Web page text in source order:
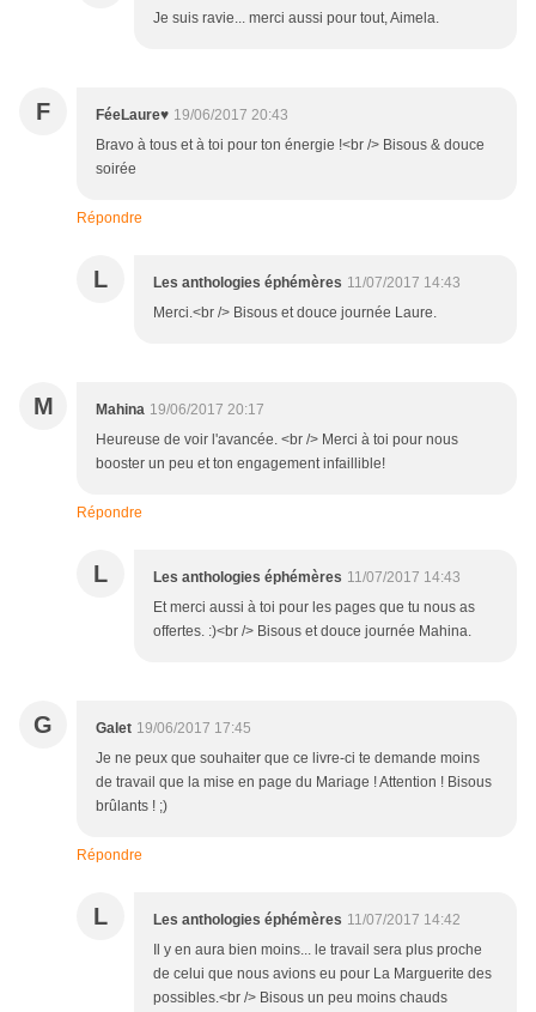
Je suis ravie... merci aussi pour tout, Aimela.
F FéeLaure♥ 19/06/2017 20:43
Bravo à tous et à toi pour ton énergie !<br /> Bisous & douce
soirée
Répondre
L Les anthologies éphémères 11/07/2017 14:43
Merci.<br /> Bisous et douce journée Laure.
M Mahina 19/06/2017 20:17
Heureuse de voir l'avancée. <br /> Merci à toi pour nous
booster un peu et ton engagement infaillible!
Répondre
L Les anthologies éphémères 11/07/2017 14:43
Et merci aussi à toi pour les pages que tu nous as
offertes. :)<br /> Bisous et douce journée Mahina.
G Galet 19/06/2017 17:45
Je ne peux que souhaiter que ce livre-ci te demande moins
de travail que la mise en page du Mariage ! Attention ! Bisous
brûlants ! ;)
Répondre
L Les anthologies éphémères 11/07/2017 14:42
Il y en aura bien moins... le travail sera plus proche
de celui que nous avions eu pour La Marguerite des
possibles.<br /> Bisous un peu moins chauds